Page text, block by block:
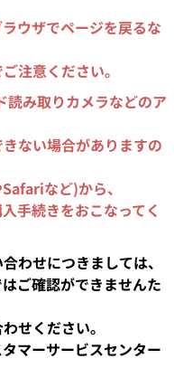
ウザでページを戻るな
注意ください。
読み取りカメラなどのア
ない場合がありますの
など)から、
手続きをおこなってく
わせにつきましては、
ご確認ができませんた
せください。
マーサービスセンター